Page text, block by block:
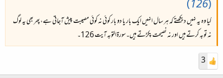
(
126
)
کیا وہ یہ نہیں دیکھتے کہ ہر سال انہیں ایک بار یا دو بار کوئی نہ کوئی مصیبت پیش آجاتی ہے، پھر بھی یہ لوگ
نہ توبہ کرتے ہیں اور نہ نصیحت پکڑتے ہیں۔سورۃالتوبہ آیت 126۔
3